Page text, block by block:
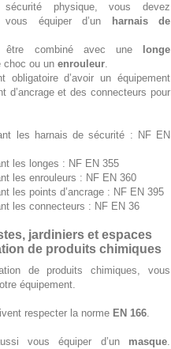
physique, vous devez
vous équiper d’un
harnais de
combiné avec une
longe
choc ou un enrouleur.
obligatoire d’avoir un équipement
d’ancrage et des connecteurs pour
les harnais de sécurité : NF EN
les longes : NF EN 355
les enrouleurs : NF EN 360
les points d’ancrage : NF EN 395
les connecteurs : NF EN 36
jardiniers et espaces
de produits chimiques
de produits chimiques, vous
équipement.
respecter la norme EN 166.
vous équiper d’un masque.